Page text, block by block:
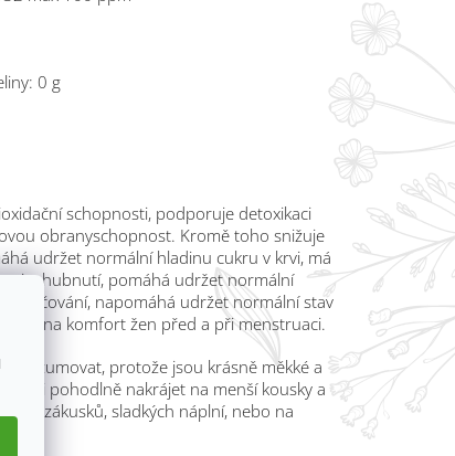
0 g
schopnosti, podporuje detoxikaci
obranyschopnost. Kromě toho snižuje
udržet normální hladinu cukru v krvi, má
a hubnutí, pomáhá udržet normální
vylučování, napomáhá udržet normální stav
vliv na komfort žen před a při menstruaci.
protože jsou krásně měkké a
dají i pohodlně nakrájet na menší kousky a
zákusků, sladkých náplní, nebo na